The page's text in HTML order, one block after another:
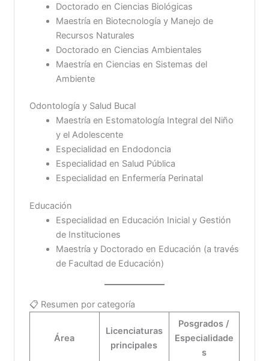
Doctorado en Ciencias Biológicas
Maestría en Biotecnología y Manejo de
Recursos Naturales
Doctorado en Ciencias Ambientales
Maestría en Ciencias en Sistemas del
Ambiente
Odontología y Salud Bucal
Maestría en Estomatología Integral del Niño
y el Adolescente
Especialidad en Endodoncia
Especialidad en Salud Pública
Especialidad en Enfermería Perinatal
Educación
Especialidad en Educación Inicial y Gestión
de Instituciones
Maestría y Doctorado en Educación (a través
de Facultad de Educación)
📋 Resumen por categoría
Área
Licenciaturas
principales
Posgrados /
Especialidade
s